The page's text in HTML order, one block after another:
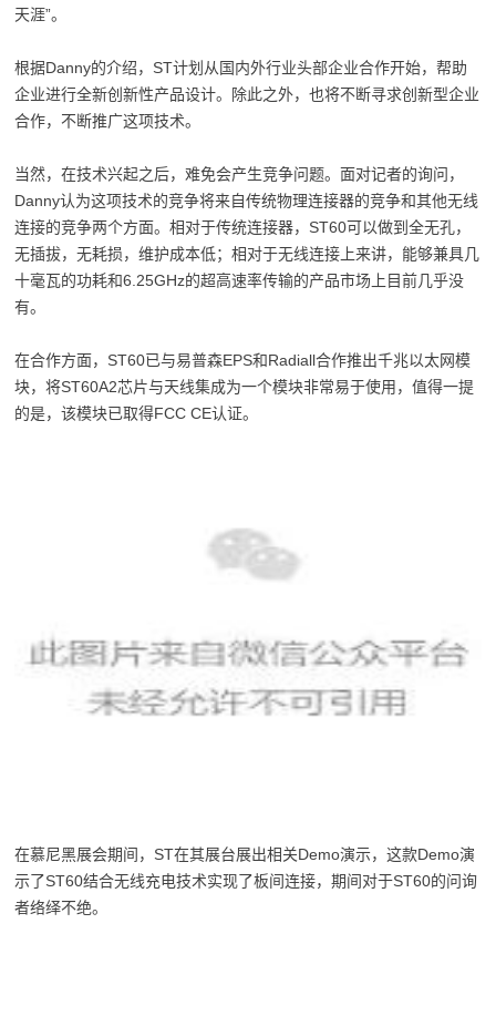
天涯”。
根据Danny的介绍，ST计划从国内外行业头部企业合作开始，帮助
企业进行全新创新性产品设计。除此之外，也将不断寻求创新型企业
合作，不断推广这项技术。
当然，在技术兴起之后，难免会产生竞争问题。面对记者的询问，
Danny认为这项技术的竞争将来自传统物理连接器的竞争和其他无线
连接的竞争两个方面。相对于传统连接器，ST60可以做到全无孔，
无插拔，无耗损，维护成本低；相对于无线连接上来讲，能够兼具几
十毫瓦的功耗和6.25GHz的超高速率传输的产品市场上目前几乎没
有。
在合作方面，ST60已与易普森EPS和Radiall合作推出千兆以太网模
块，将ST60A2芯片与天线集成为一个模块非常易于使用，值得一提
的是，该模块已取得FCC CE认证。
在慕尼黑展会期间，ST在其展台展出相关Demo演示，这款Demo演
示了ST60结合无线充电技术实现了板间连接，期间对于ST60的问询
者络绎不绝。